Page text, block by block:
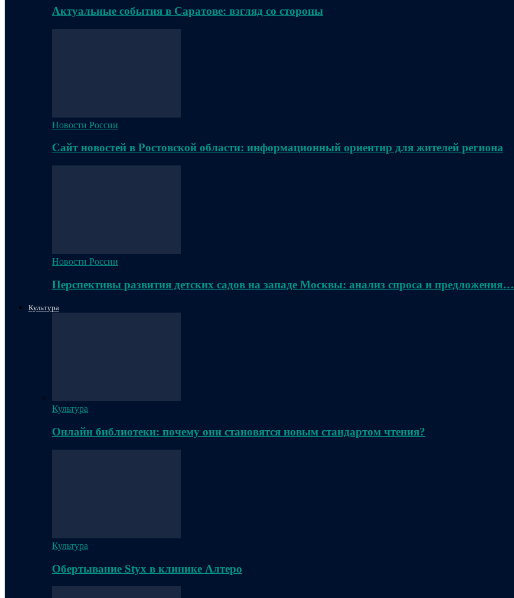
Актуальные события в Саратове: взгляд со стороны
Новости России
Сайт новостей в Ростовской области: информационный ориентир для жителей региона
Новости России
Перспективы развития детских садов на западе Москвы: анализ спроса и предложения…
Культура
Культура
Онлайн библиотеки: почему они становятся новым стандартом чтения?
Культура
Обертывание Styx в клинике Алтеро